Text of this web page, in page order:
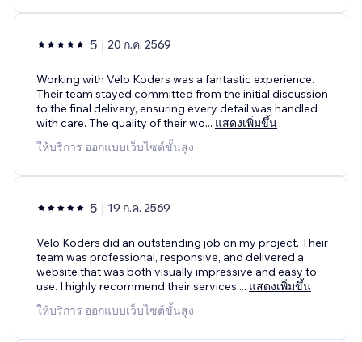
5 20 ก.ค. 2569
Working with Velo Koders was a fantastic experience.
Their team stayed committed from the initial discussion
to the final delivery, ensuring every detail was handled
with care. The quality of their wo... แสดงเพิ่มขึ้น
ให้บริการ ออกแบบเว็บไซต์ขั้นสูง
5 19 ก.ค. 2569
Velo Koders did an outstanding job on my project. Their
team was professional, responsive, and delivered a
website that was both visually impressive and easy to
use. I highly recommend their services.... แสดงเพิ่มขึ้น
ให้บริการ ออกแบบเว็บไซต์ขั้นสูง